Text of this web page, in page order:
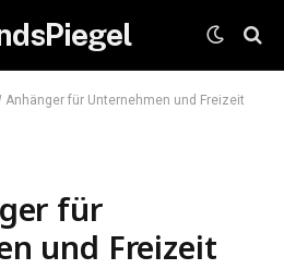
Anhänger für Unternehmen und Freizeit
für
und Freizeit